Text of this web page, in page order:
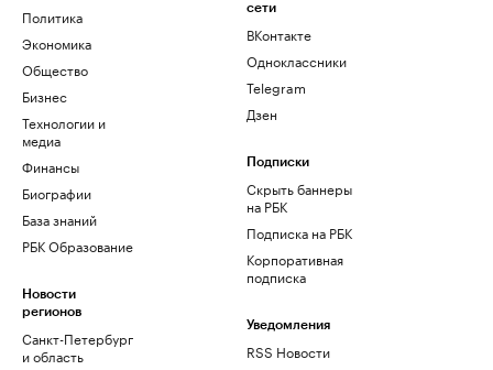
Политика
Экономика
Общество
Бизнес
Технологии и
медиа
Финансы
Биографии
База знаний
РБК Образование
Новости
регионов
Санкт-Петербург
и область
сети
ВКонтакте
Одноклассники
Telegram
Дзен
Подписки
Скрыть баннеры
на РБК
Подписка на РБК
Корпоративная
подписка
Уведомления
RSS Новости